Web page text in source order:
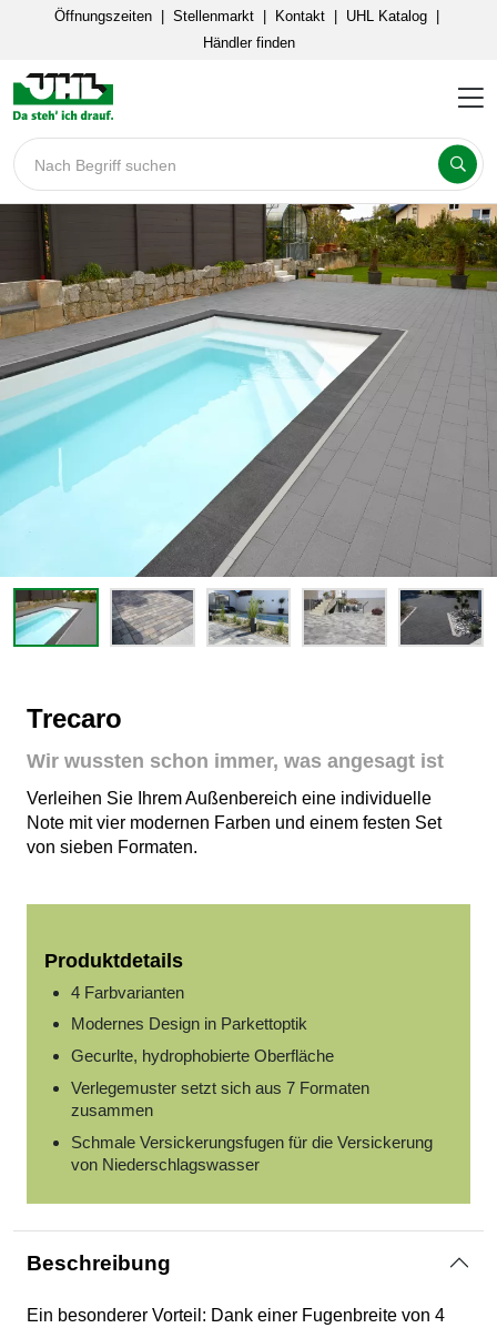
Öffnungszeiten Stellenmarkt Kontakt UHL Katalog
Händler finden
Nach Begriff suchen
Trecaro
Wir wussten schon immer, was angesagt ist
Verleihen Sie Ihrem Außenbereich eine individuelle
Note mit vier modernen Farben und einem festen Set
von sieben Formaten.
Produktdetails
4 Farbvarianten
Modernes Design in Parkettoptik
Gecurlte, hydrophobierte Oberfläche
Verlegemuster setzt sich aus 7 Formaten
zusammen
Schmale Versickerungsfugen für die Versickerung
von Niederschlagswasser
Beschreibung
Ein besonderer Vorteil: Dank einer Fugenbreite von 4